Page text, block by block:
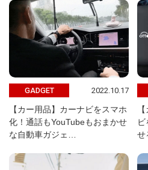
GADGET 2022.10.17
【カー用品】カーナビをスマホ
化！通話もYouTubeもおまかせ
な自動車ガジェ…
せ